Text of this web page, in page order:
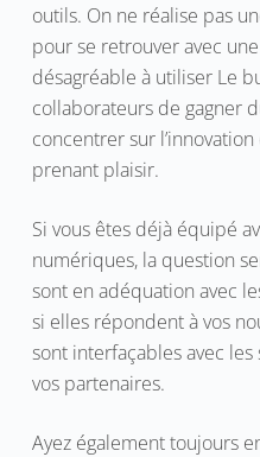
outils. On ne réalise pas
pour se retrouver avec
désagréable à utiliser Le
collaborateurs de gagner
concentrer sur
prenant plaisir.
Si vous êtes déjà équipé
numériques, la question
sont en adéquation avec
si elles répondent à vos
sont interfaçables avec
vos partenaires.
Ayez également toujours